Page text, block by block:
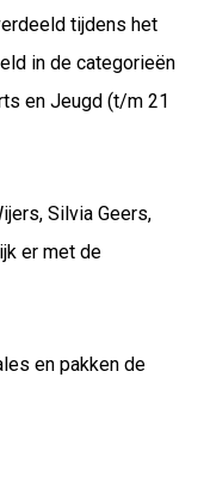
tijdens het
in de categorieën
en Jeugd (t/m 21
, Silvia Geers,
er met de
en pakken de